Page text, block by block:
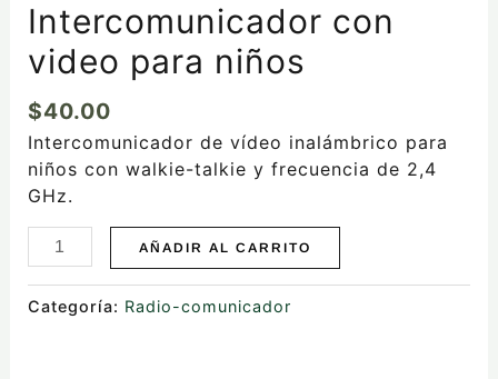
Intercomunicador con
video para niños
$40.00
Intercomunicador de vídeo inalámbrico para
niños con walkie-talkie y frecuencia de 2,4
GHz.
AÑADIR AL CARRITO
Categoría: Radio-comunicador